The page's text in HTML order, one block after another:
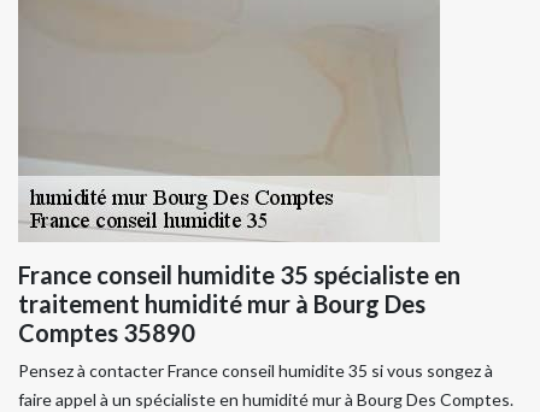
France conseil humidite 35 spécialiste en
traitement humidité mur à Bourg Des
Comptes 35890
Pensez à contacter France conseil humidite 35 si vous songez à
faire appel à un spécialiste en humidité mur à Bourg Des Comptes.